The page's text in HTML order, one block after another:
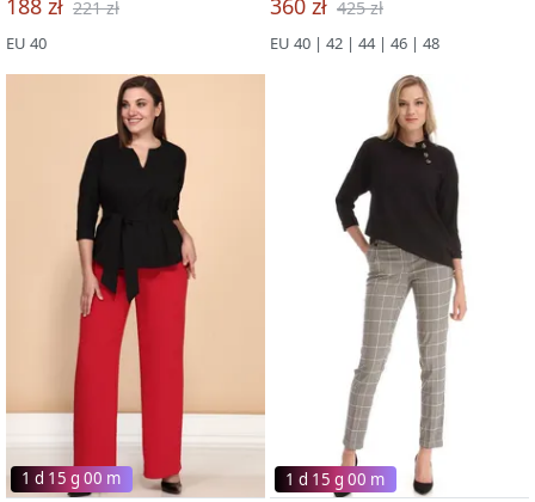
188 zł 221 zł
EU 40
360 zł 425 zł
EU 40 | 42 | 44 | 46 | 48
1 d 15 g 00 m 1 d 15 g 00 m